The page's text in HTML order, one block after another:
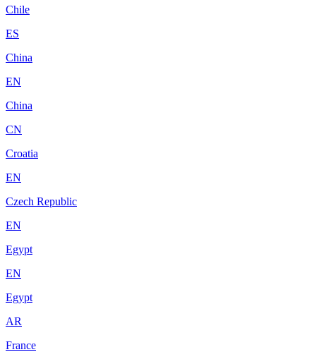
Chile
ES
China
EN
China
CN
Croatia
EN
Czech Republic
EN
Egypt
EN
Egypt
AR
France